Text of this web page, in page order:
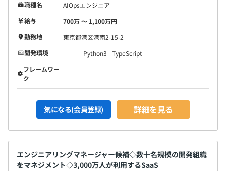
職種名
AIOpsエンジニア
給与
700万 〜 1,100万円
勤務地
東京都港区港南2-15-2
開発環境
Python3
TypeScript
フレームワー
ク
気になる(会員登録) 詳細を見る
エンジニアリングマネージャー候補◇数十名規模の開発組織
をマネジメント◇3,000万人が利用するSaaS